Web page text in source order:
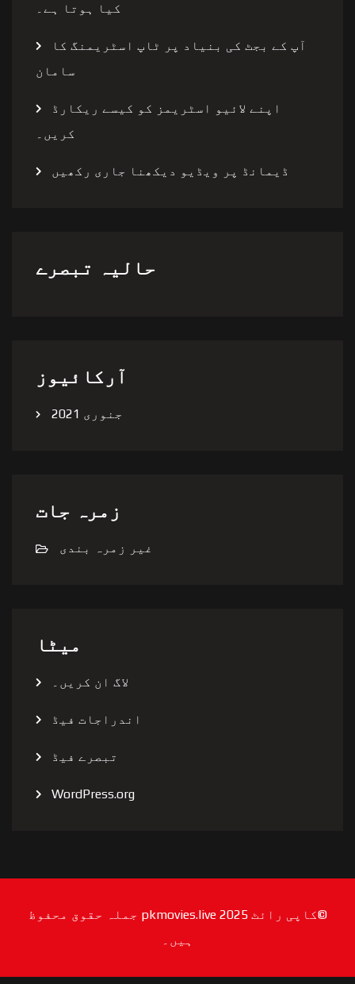
کیا ہوتا ہے۔
آپ کے بجٹ کی بنیاد پر ٹاپ اسٹریمنگ کا
سامان
اپنے لائیو اسٹریمز کو کیسے ریکارڈ
کریں۔
ڈیمانڈ پر ویڈیو دیکھنا جاری رکھیں
حالیہ تبصرے
آرکائیوز
جنوری 2021
زمرہ جات
غیر زمرہ بندی
میٹا
لاگ ان کریں۔
اندراجات فیڈ
تبصرے فیڈ
WordPress.org
©کاپی رائٹ 2025 pkmovies.live جملہ حقوق محفوظ
ہیں۔